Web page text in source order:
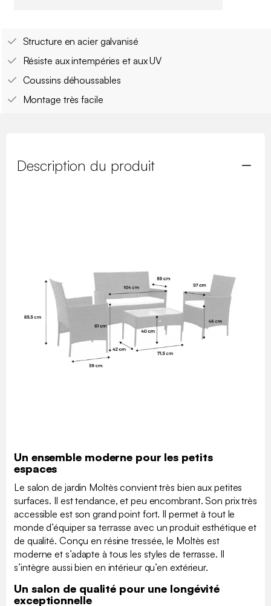
Structure en acier galvanisé
Résiste aux intempéries et aux UV
Coussins déhoussables
Montage très facile
Description du produit
Un ensemble moderne pour les petits
espaces
Le salon de jardin Moltès convient très bien aux petites
surfaces. Il est tendance, et peu encombrant. Son prix très
accessible est son grand point fort. Il permet à tout le
monde d’équiper sa terrasse avec un produit esthétique et
de qualité. Conçu en résine tressée, le Moltès est
moderne et s’adapte à tous les styles de terrasse. Il
s’intègre aussi bien en intérieur qu’en extérieur.
Un salon de qualité pour une longévité
exceptionnelle